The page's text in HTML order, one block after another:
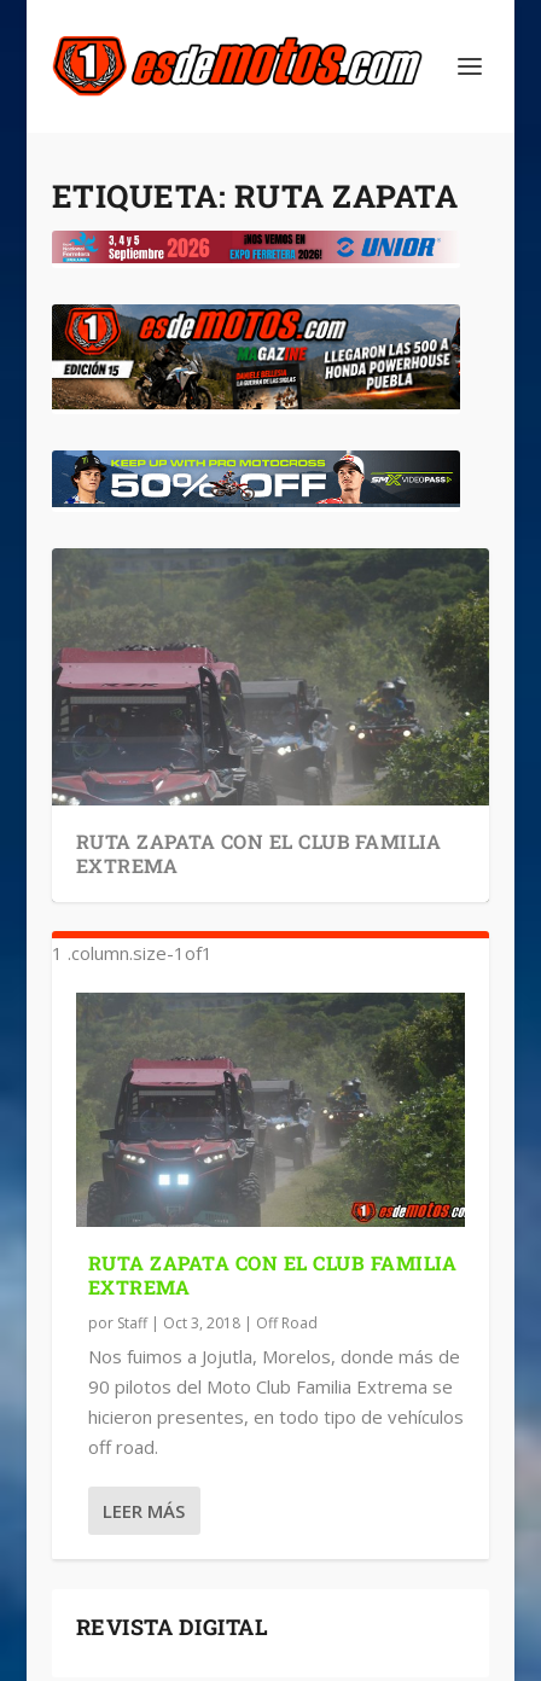
ETIQUETA: RUTA ZAPATA
RUTA ZAPATA CON EL CLUB FAMILIA
EXTREMA
RUTA ZAPATA CON EL CLUB FAMILIA
EXTREMA
por Staff| Oct 3, 2018| Off Road
Nos fuimos a Jojutla, Morelos, donde más de
90 pilotos del Moto Club Familia Extrema se
hicieron presentes, en todo tipo de vehículos
off road.
LEER MÁS
REVISTA DIGITAL